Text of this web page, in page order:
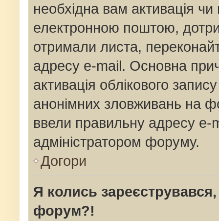
необхідна вам активація
електронною поштою,
отримали листа,
адресу e-mail. Основна
активація облікового
анонімних зловживань на
ввели правильну адресу e-
адміністратором форуму.
Догори
Я колись
форум?!